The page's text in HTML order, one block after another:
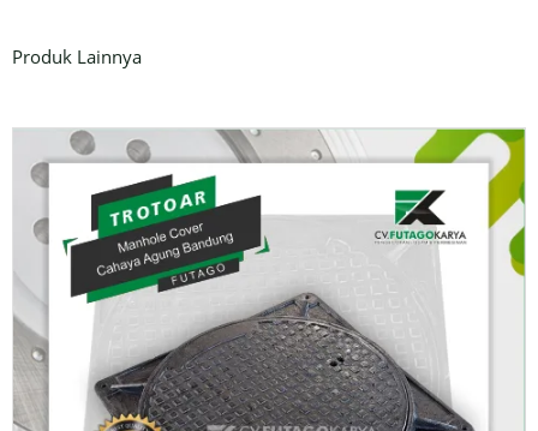
Produk Lainnya